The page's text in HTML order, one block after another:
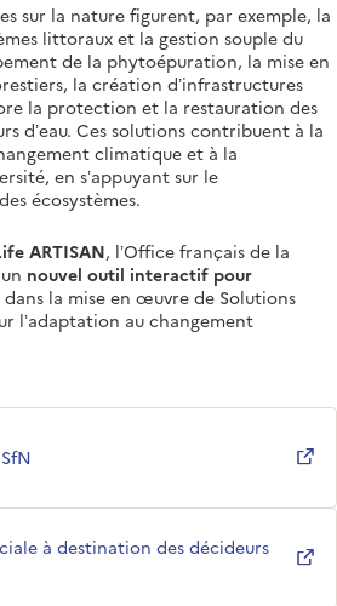
sur la nature figurent, par exemple, la
littoraux et la gestion souple du
de la phytoépuration, la mise en
la création d’infrastructures
la protection et la restauration des
d’eau. Ces solutions contribuent à la
climatique et à la
en s’appuyant sur le
écosystèmes.
ARTISAN, l’Office français de la
nouvel outil interactif pour
dans la mise en œuvre de Solutions
l’adaptation au changement
fenêtre)
à destination des décideurs
fenêtre)